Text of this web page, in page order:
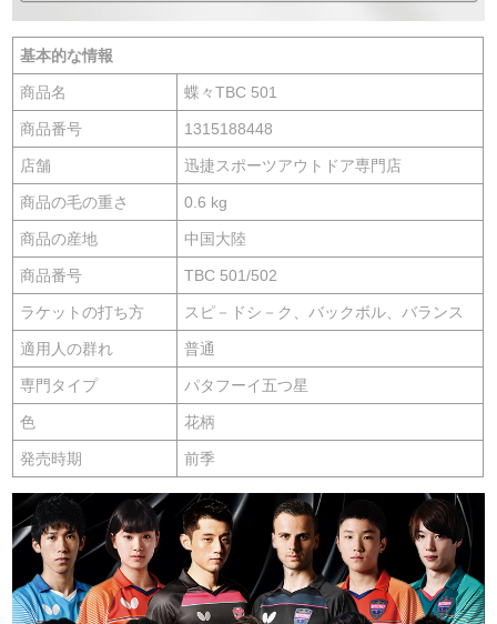
基本的な情報
商品名 蝶々TBC 501
商品番号 1315188448
店舗 迅捷スポーツアウトドア専門店
商品の毛の重さ 0.6 kg
商品の産地 中国大陸
商品番号 TBC 501/502
ラケットの打ち方 スピ－ドシ－ク、バックボル、バランス
適用人の群れ 普通
専門タイプ パタフーイ五つ星
色 花柄
発売時期 前季